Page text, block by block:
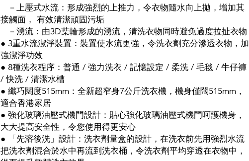
－上壓式水流：形成強烈的上推力，令衣物隨水向上拋，增加其
接觸面， 有效清潔頑固污垢
－湧流：由3D葉輪形成的湧流，清洗衣物同時避免過度拉扯衣物
● 3重水流潔淨裝置：裝置使水流更強，令洗衣劑充分滲透衣物，加
強潔淨功效
● 8種洗衣程序：普通 / 強力洗衣 / 記憶設定 / 柔洗 / 毛毯 / 牛仔褲
/ 快洗 / 清潔水槽
● 纖巧闊度515mm：全新超窄身7公斤洗衣機，機身僅闊515mm，
適合香港家居
● 強化玻璃油壓式機門設計：貼心強化玻璃油壓式機門呵護機身，
大大提高安全性，令您使用得更安心
● 「先溶後洗」設計：洗衣劑量盒的設計，在洗衣前先用強烈水流
把洗衣劑混合於水中再流到洗衣桶，令洗衣劑平均穿透在衣物中，